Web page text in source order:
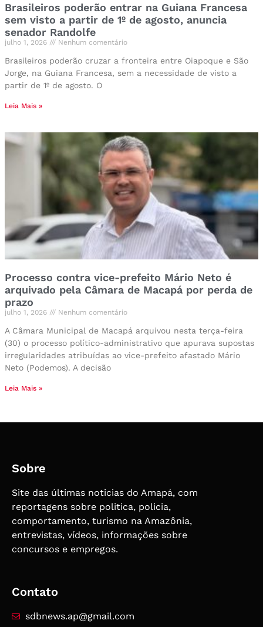
Brasileiros poderão entrar na Guiana Francesa
sem visto a partir de 1º de agosto, anuncia
senador Randolfe
julho 1, 2026 Nenhum comentário
Brasileiros poderão cruzar a fronteira entre Oiapoque e São
Jorge, na Guiana Francesa, sem a necessidade de visto a
partir de 1º de agosto. O
Leia Mais »
Processo contra vice-prefeito Mário Neto é
arquivado pela Câmara de Macapá por perda de
prazo
julho 1, 2026 Nenhum comentário
A Câmara Municipal de Macapá arquivou nesta terça-feira
(30) o processo político-administrativo que apurava supostas
irregularidades atribuídas ao vice-prefeito afastado Mário
Neto (Podemos). A decisão
Leia Mais »
Sobre
Site das últimas noticias do Amapá, com
reportagens sobre politica, policia,
comportamento, turismo na Amazônia,
entrevistas, vídeos, informações sobre
concursos e empregos.
Contato
sdbnews.ap@gmail.com